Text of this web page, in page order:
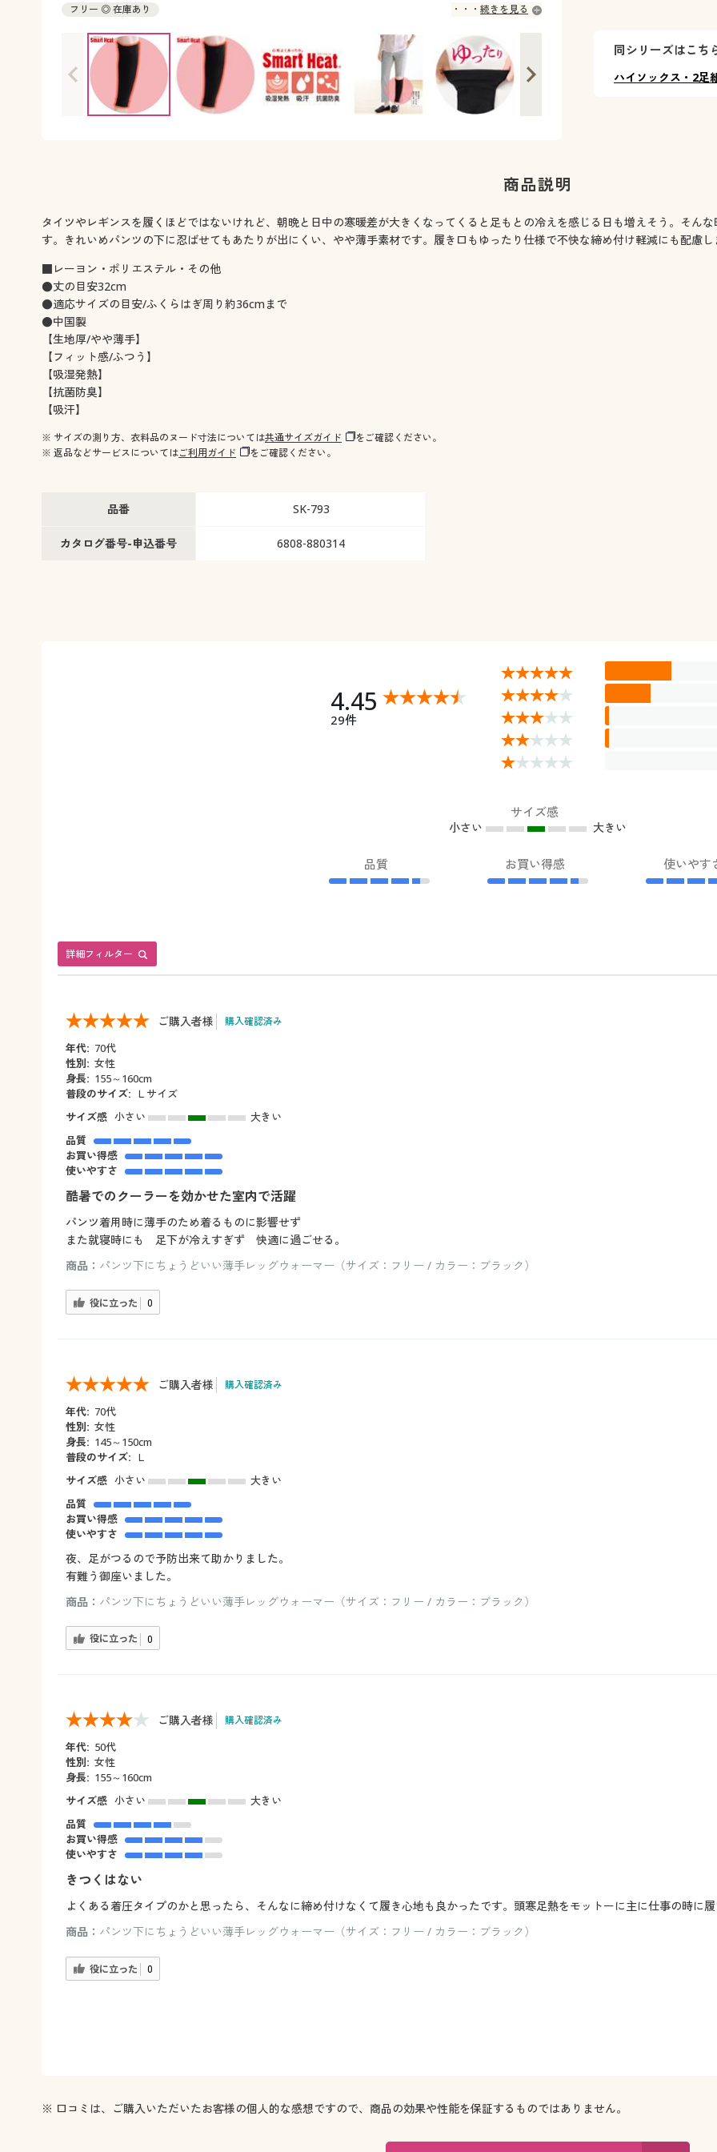
フリー ◎ 在庫あり 続きを見る
同シリーズはこち
ハイソックス・2足
商品説明
タイツやレギンスを履くほどではないけれど、朝晩と日中の寒暖差が大きくなってくると足もとの冷えを感じる日も増えそう。そん
す。きれいめパンツの下に忍ばせてもあたりが出にくい、やや薄手素材です。履き口もゆったり仕様で不快な締め付け軽減にも配慮し
■レーヨン・ポリエステル・その他
●丈の目安32cm
●適応サイズの目安/ふくらはぎ周り約36cmまで
●中国製
【生地厚/やや薄手】
【フィット感/ふつう】
【吸湿発熱】
【抗菌防臭】
【吸汗】
※ サイズの測り方、衣料品のヌード寸法については共通サイズガイド
をご確認ください。
※ 返品などサービスについてはご利用ガイド をご確認ください。
品番 SK-793
カタログ番号-申込番号 6808-880314
4.45
29件
サイズ感
小さい 大きい
品質 お買い得感 使いやす
詳細フィルター
ご購入者様 購入確認済み
年代: 70代
性別: 女性
身長: 155～160cm
普段のサイズ: Ｌサイズ
サイズ感 小さい
大きい
品質
お買い得感
使いやすさ
酷暑でのクーラーを効かせた室内で活躍
パンツ着用時に薄手のため着るものに影響せず
また就寝時にも 足下が冷えすぎず 快適に過ごせる。
商品： パンツ下にちょうどいい薄手レッグウォーマー（サイズ：フリー / カラー：ブラック）
役に立った 0
ご購入者様 購入確認済み
年代: 70代
性別: 女性
身長: 145～150cm
普段のサイズ: Ｌ
サイズ感 小さい
大きい
品質
お買い得感
使いやすさ
夜、足がつるので予防出来て助かりました。
有難う御座いました。
商品： パンツ下にちょうどいい薄手レッグウォーマー（サイズ：フリー / カラー：ブラック）
役に立った 0
ご購入者様 購入確認済み
年代: 50代
性別: 女性
身長: 155～160cm
サイズ感 小さい
大きい
品質
お買い得感
使いやすさ
きつくはない
よくある着圧タイプのかと思ったら、そんなに締め付けなくて履き心地も良かったです。頭寒足熱をモットーに主に仕事の時に
商品： パンツ下にちょうどいい薄手レッグウォーマー（サイズ：フリー / カラー：ブラック）
役に立った 0
※ 口コミは、ご購入いただいたお客様の個人的な感想ですので、商品の効果や性能を保証するものではありません。